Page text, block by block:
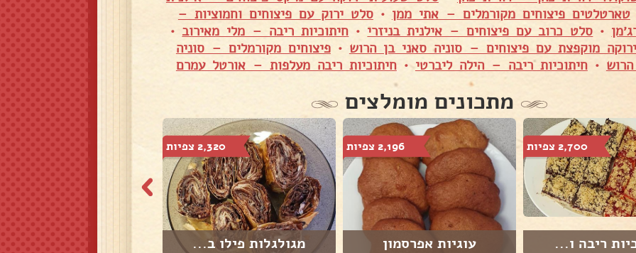
טארטלטים פיצוחים מקורמלים – אתי ממן •סלט ירוק עם פיצוחים וחמוציות –
• סלט כרוב עם פיצוחים – אילנית בניזרי • חיתוכיות ריבה – מלי מאירוב •
מוקפצת עם פיצוחים – סוניה סאני בן הרוש •פיצוחים מקורמלים – סוניה
•חיתוכיות ריבה – הילה ליברטי•חיתוכיות ריבה מעלפות – אורטל עמרם
מתכונים מומלצים
2,700 צפיות
ריבה ו...
2,196 צפיות
עוגיות אפרסמון
2,320 צפיות
מגולגלות פילו ב...